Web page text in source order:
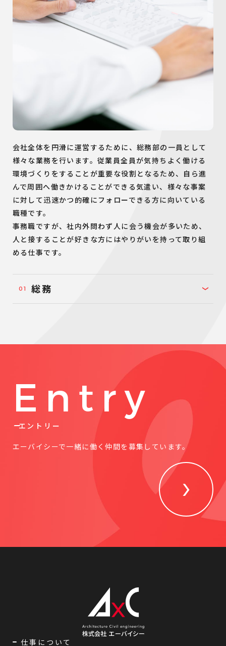
会社全体を円滑に運営するために、総務部の一員として
様々な業務を行います。従業員全員が気持ちよく働ける
環境づくりをすることが重要な役割となるため、自ら進
んで周囲へ働きかけることができる気遣い、様々な事案
に対して迅速かつ的確にフォローできる方に向いている
職種です。
事務職ですが、社内外問わず人に会う機会が多いため、
人と接することが好きな方にはやりがいを持って取り組
める仕事です。
総務
Entry
エントリー
エーバイシーで一緒に働く仲間を募集しています。
仕事について